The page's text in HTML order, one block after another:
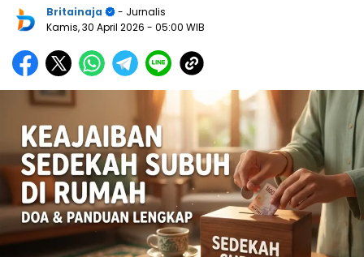
Britainaja
- Jurnalis
Kamis, 30 April 2026 - 05:00 WIB